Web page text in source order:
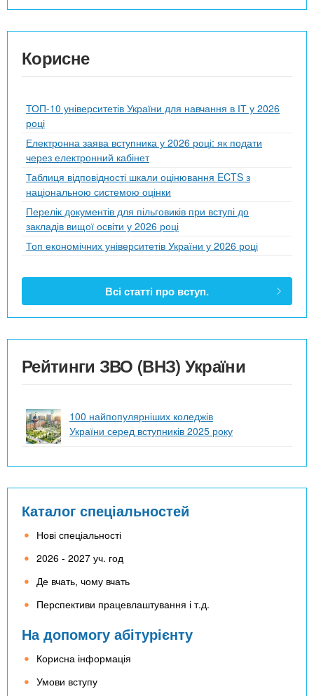
Корисне
ТОП-10 університетів України для навчання в ІТ у 2026
році
Електронна заява вступника у 2026 році: як подати
через електронний кабінет
Таблиця відповідності шкали оцінювання ECTS з
національною системою оцінки
Перелік документів для пільговиків при вступі до
закладів вищої освіти у 2026 році
Топ економічних університетів України у 2026 році
Всі статті про вступ.
Рейтинги ЗВО (ВНЗ) України
100 найпопулярніших коледжів
України серед вступників 2025 року
Каталог спеціальностей
Нові спеціальності
2026 - 2027 уч. год
Де вчать, чому вчать
Перспективи працевлаштування і т.д.
На допомогу абітурієнту
Корисна інформація
Умови вступу